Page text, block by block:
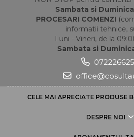
Sambata si
PROCESARI COMENZI
informatii tehnice,
Luni - Vineri, de la
Sambata si
CELE MAI APRECIATE PRODUSE
DESPRE NOI